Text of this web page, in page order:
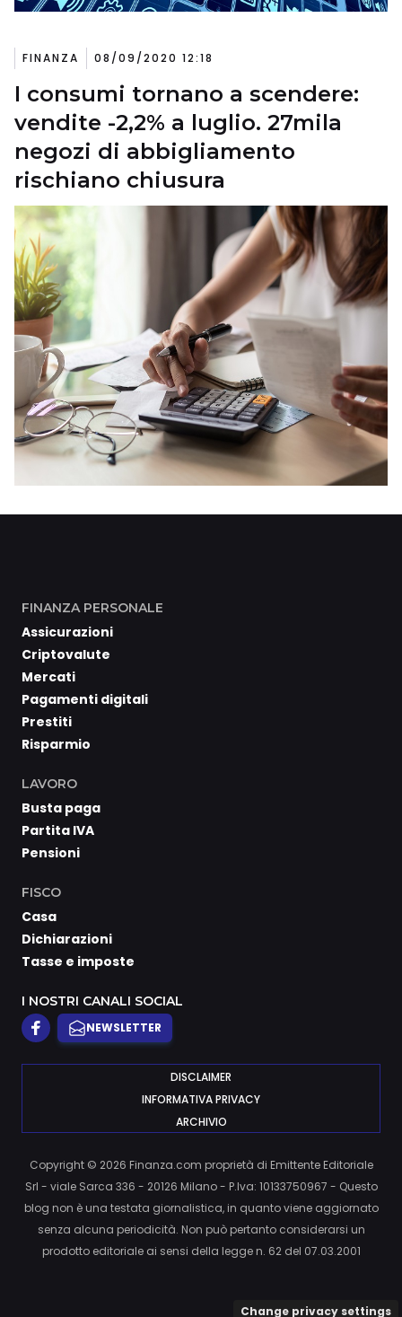
FINANZA 08/09/2020 12:18
I consumi tornano a scendere:
vendite -2,2% a luglio. 27mila
negozi di abbigliamento
rischiano chiusura
FINANZA PERSONALE
Assicurazioni
Criptovalute
Mercati
Pagamenti digitali
Prestiti
Risparmio
LAVORO
Busta paga
Partita IVA
Pensioni
FISCO
Casa
Dichiarazioni
Tasse e imposte
I NOSTRI CANALI SOCIAL
NEWSLETTER
DISCLAIMER
INFORMATIVA PRIVACY
ARCHIVIO
Copyright © 2026 Finanza.com proprietà di Emittente Editoriale
Srl - viale Sarca 336 - 20126 Milano - P.Iva: 10133750967 - Questo
blog non è una testata giornalistica, in quanto viene aggiornato
senza alcuna periodicità. Non può pertanto considerarsi un
prodotto editoriale ai sensi della legge n. 62 del 07.03.2001
Change privacy settings